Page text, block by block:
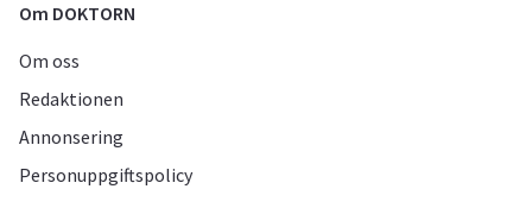
Om DOKTORN
Om oss
Redaktionen
Annonsering
Personuppgiftspolicy